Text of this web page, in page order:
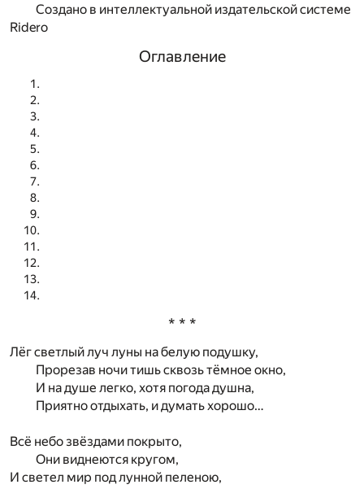
Создано в интеллектуальной издательской системе
Ridero
Оглавление
* * *
Лёг светлый луч луны на белую подушку,
Прорезав ночи тишь сквозь тёмное окно,
И на душе легко, хотя погода душна,
Приятно отдыхать, и думать хорошо…
Всё небо звёздами покрыто,
Они виднеются кругом,
И светел мир под лунной пеленою,